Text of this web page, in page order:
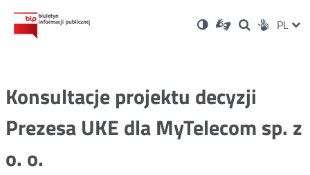
Ustawienia
Wersja
kontrastowa
Dla
niesłyszących
OtwórzOtwórz
w
Otwórz
w
Social PL
Konsultacje projektu decyzji
Prezesa UKE dla MyTelecom sp. z
o. o.